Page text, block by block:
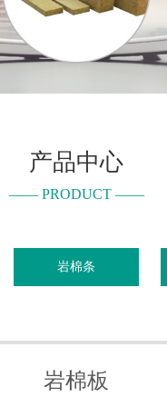
产品中心
—— PRODUCT ——
岩棉条
岩棉板